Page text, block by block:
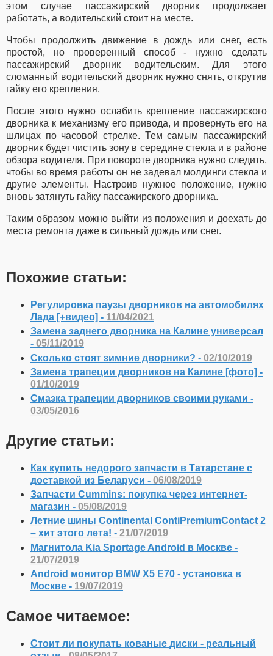
этом случае пассажирский дворник продолжает
работать, а водительский стоит на месте.
Чтобы продолжить движение в дождь или снег, есть
простой, но проверенный способ - нужно сделать
пассажирский дворник водительским. Для этого
сломанный водительский дворник нужно снять, открутив
гайку его крепления.
После этого нужно ослабить крепление пассажирского
дворника к механизму его привода, и провернуть его на
шлицах по часовой стрелке. Тем самым пассажирский
дворник будет чистить зону в середине стекла и в районе
обзора водителя. При повороте дворника нужно следить,
чтобы во время работы он не задевал молдинги стекла и
другие элементы. Настроив нужное положение, нужно
вновь затянуть гайку пассажирского дворника.
Таким образом можно выйти из положения и доехать до
места ремонта даже в сильный дождь или снег.
Похожие статьи:
Регулировка паузы дворников на автомобилях
Лада [+видео] - 11/04/2021
Замена заднего дворника на Калине универсал
- 05/11/2019
Сколько стоят зимние дворники? - 02/10/2019
Замена трапеции дворников на Калине [фото] -
01/10/2019
Смазка трапеции дворников своими руками -
03/05/2016
Другие статьи:
Как купить недорого запчасти в Татарстане с
доставкой из Беларуси - 06/08/2019
Запчасти Cummins: покупка через интернет-
магазин - 05/08/2019
Летние шины Continental ContiPremiumContact 2
– хит этого лета! - 21/07/2019
Магнитола Kia Sportage Android в Москве -
21/07/2019
Android монитор BMW X5 E70 - установка в
Москве - 19/07/2019
Самое читаемое:
Стоит ли покупать кованые диски - реальный